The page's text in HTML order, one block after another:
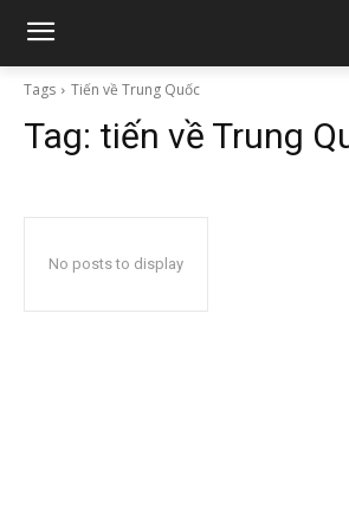
Tags Tiến về Trung Quốc
Tag: tiến về Trung
No posts to display